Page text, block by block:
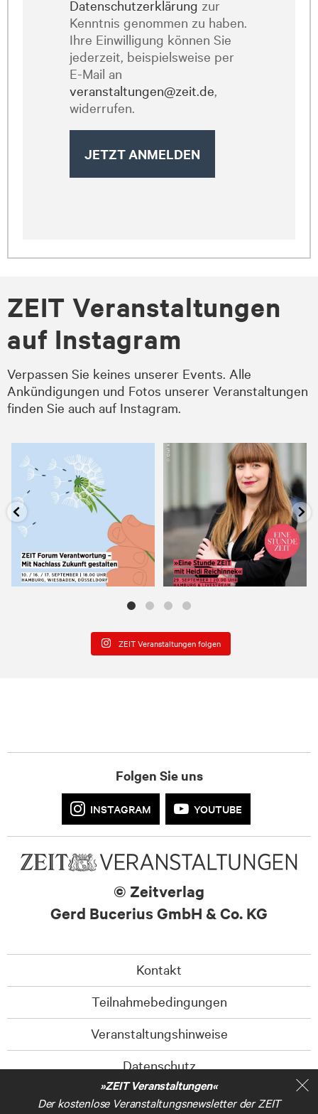
Datenschutzerklärung zur
Kenntnis genommen zu haben.
Ihre Einwilligung können Sie
jederzeit, beispielsweise per
E-Mail an
veranstaltungen@zeit.de,
widerrufen.
ZEIT Veranstaltungen
auf Instagram
Verpassen Sie keines unserer Events. Alle
Ankündigungen und Fotos unserer Veranstaltungen
finden Sie auch auf Instagram.
ZEIT Veranstaltungen folgen
Folgen Sie uns
INSTAGRAM YOUTUBE
»ZEIT Veranstaltungen«
Der kostenlose Veranstaltungsnewsletter der ZEIT
© Zeitverlag
Gerd Bucerius GmbH & Co. KG
Kontakt
Teilnahmebedingungen
Veranstaltungshinweise
Datenschutz
Barrierefreiheitserklärung